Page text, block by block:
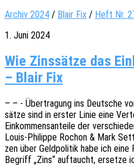
Archiv 2024 / Blair Fix / Heft Nr.
1. Juni 2024
Wie Zinssätze das
– Blair Fix
– – - Über­tra­gung ins Deut­sche
sät­ze sind in erster Linie eine
Einkom­mens­an­tei­le der
Louis-Phil­ip­­pe Rochon & Mark
zen über Geld­po­li­tik habe ich
Begriff „Zins“ auftaucht, erset­ze